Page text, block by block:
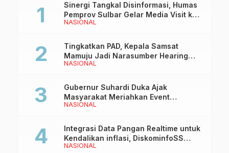
NASIONAL
Sinergi Tangkal Disinformasi, Humas
Pemprov Sulbar Gelar Media Visit ke
Kantor Redaksi di Mamuju
NASIONAL
Tingkatkan PAD, Kepala Samsat
Mamuju Jadi Narasumber Hearing
Bersama Wakil Ketua I DPRD Sulbar
NASIONAL
Gubernur Suhardi Duka Ajak
Masyarakat Meriahkan Event
Manakarra Fair 2026
NASIONAL
Integrasi Data Pangan Realtime untuk
Kendalikan inflasi, DiskominfoSS
Sulbar Kembangkan Sistem SAPEDA